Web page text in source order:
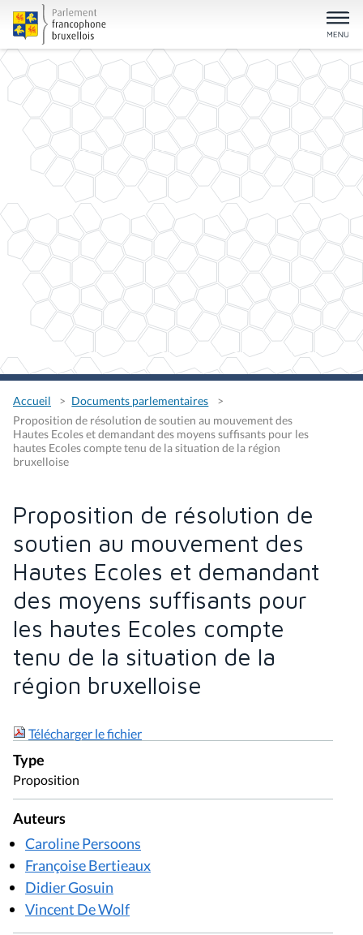
Accueil
Documents parlementaires
Proposition de résolution de soutien au mouvement des
Hautes Ecoles et demandant des moyens suffisants pour les
hautes Ecoles compte tenu de la situation de la région
bruxelloise
Proposition de résolution de
soutien au mouvement des
Hautes Ecoles et demandant
des moyens suffisants pour
les hautes Ecoles compte
tenu de la situation de la
région bruxelloise
Télécharger le fichier
Type
Proposition
Auteurs
Caroline Persoons
Françoise Bertieaux
Didier Gosuin
Vincent De Wolf